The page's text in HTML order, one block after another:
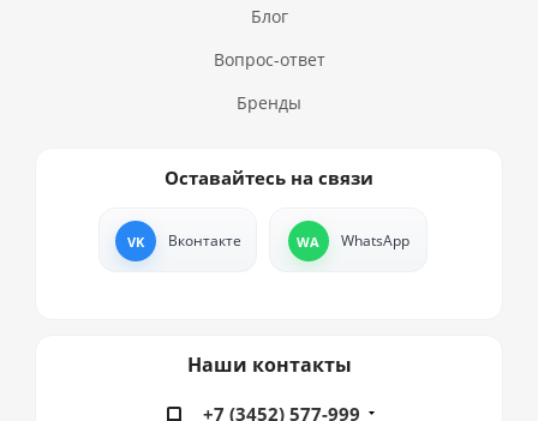
Блог
Вопрос-ответ
Бренды
Оставайтесь на связи
Вконтакте WhatsApp
Наши контакты
+7 (3452) 577-999